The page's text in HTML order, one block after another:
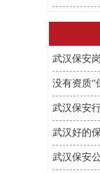
武汉保安
没有资质“
武汉保安
武汉好的
武汉保安